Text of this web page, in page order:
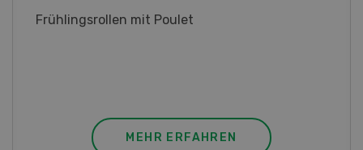
MEHR ERFAHREN